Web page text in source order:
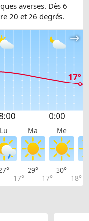
averses. Dès 6
20 et 26 degrés.
Lu Ma Me
17°
29°
17°
30°
18°